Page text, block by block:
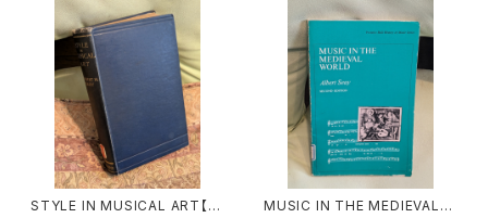
STYLE IN MUSICAL ART【著
MUSIC IN THE MEDIEVAL